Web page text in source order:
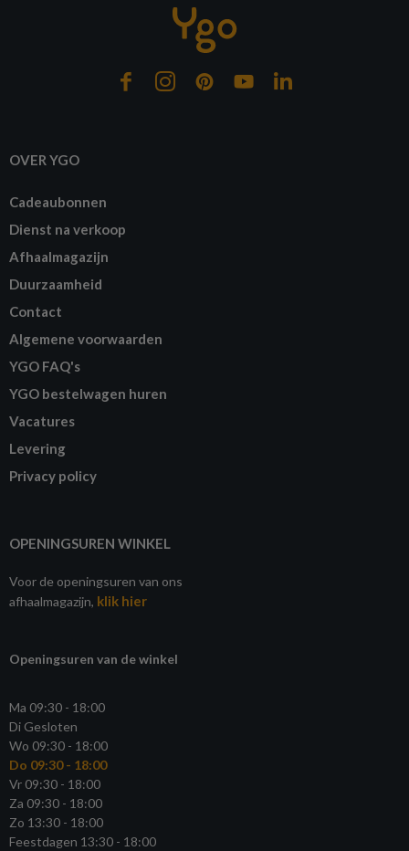
OVER YGO
Cadeaubonnen
Dienst na verkoop
Afhaalmagazijn
Duurzaamheid
Contact
Algemene voorwaarden
YGO FAQ's
YGO bestelwagen huren
Vacatures
Levering
Privacy policy
OPENINGSUREN WINKEL
Voor de openingsuren van ons
afhaalmagazijn, klik hier
Openingsuren van de winkel
Ma 09:30 - 18:00
Di Gesloten
Wo 09:30 - 18:00
Do 09:30 - 18:00
Vr 09:30 - 18:00
Za 09:30 - 18:00
Zo 13:30 - 18:00
Feestdagen 13:30 - 18:00